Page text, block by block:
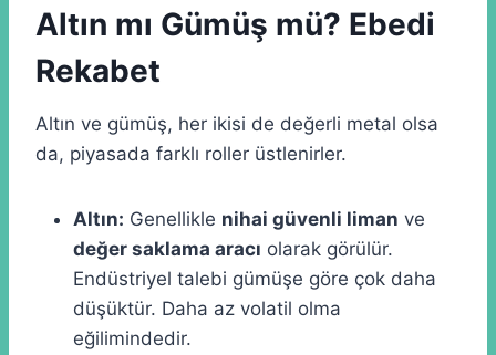
Altın mı Gümüş mü? Ebedi
Rekabet
Altın ve gümüş, her ikisi de değerli metal olsa
da, piyasada farklı roller üstlenirler.
Altın: Genellikle nihai güvenli liman ve
değer saklama aracı olarak görülür.
Endüstriyel talebi gümüşe göre çok daha
düşüktür. Daha az volatil olma
eğilimindedir.